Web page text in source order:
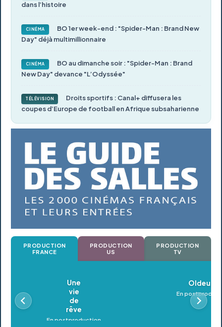
dans l’histoire
CINÉMA
BO 1er week-end : "Spider-Man : Brand New
Day" déjà multimillionnaire
CINÉMA
BO au dimanche soir : "Spider-Man : Brand
New Day" devance "L’Odyssée"
TÉLÉVISION
Droits sportifs : Canal+ diffusera les
coupes d’Europe de football en Afrique subsaharienne
PRODUCTION
FRANCE
PRODUCTION
US
PRODUCTION
TV
Oldeupe
En postproduction